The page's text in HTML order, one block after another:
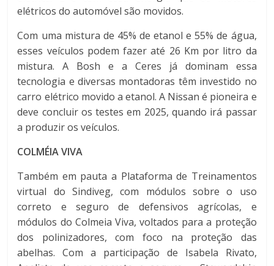
elétricos do automóvel são movidos.
Com uma mistura de 45% de etanol e 55% de água,
esses veículos podem fazer até 26 Km por litro da
mistura. A Bosh e a Ceres já dominam essa
tecnologia e diversas montadoras têm investido no
carro elétrico movido a etanol. A Nissan é pioneira e
deve concluir os testes em 2025, quando irá passar
a produzir os veículos.
COLMÉIA VIVA
Também em pauta a Plataforma de Treinamentos
virtual do Sindiveg, com módulos sobre o uso
correto e seguro de defensivos agrícolas, e
módulos do Colmeia Viva, voltados para a proteção
dos polinizadores, com foco na proteção das
abelhas. Com a participação de Isabela Rivato,